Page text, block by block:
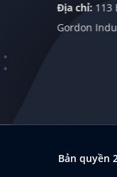
Địa chỉ:113
Gordon
Bản quyền